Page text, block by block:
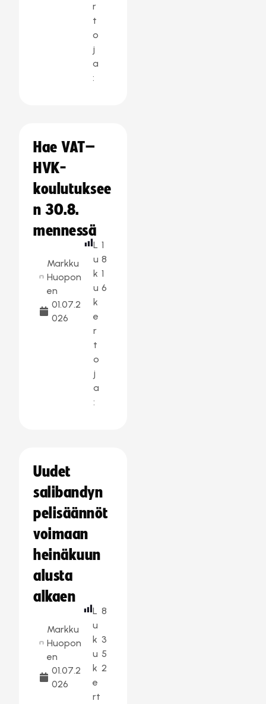
r
t
o
j
a
:
Hae VAT–
HVK-
koulutuksee
n 30.8.
mennessä
Markku
Huopon
en
01.07.2
026
L
u
k
u
k
e
r
t
o
j
a
:
1
8
1
6
Uudet
salibandyn
pelisäännöt
voimaan
heinäkuun
alusta
alkaen
Markku
Huopon
en
01.07.2
026
L
u
k
u
k
e
rt
8
3
5
2